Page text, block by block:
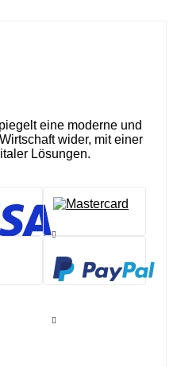
eine moderne und
wider, mit einer
Lösungen.